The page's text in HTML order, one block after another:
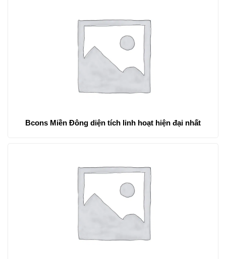
Bcons Miền Đông diện tích linh hoạt hiện đại nhất